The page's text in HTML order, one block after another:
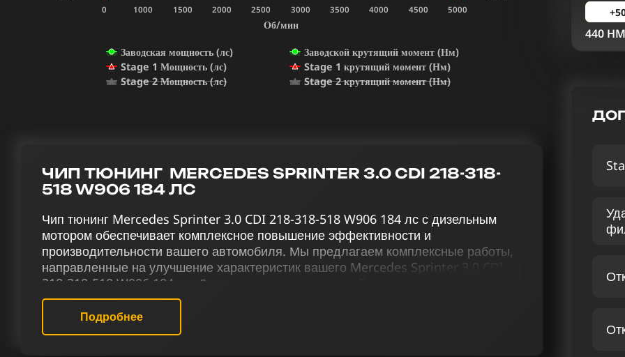
Об/мин
Заводская мощность (лс)
Заводской крутящий момент (Нм)
Stage 1 Мощность (лс)
Stage 1 крутящий момент (Нм)
Stage 2 Мощность (лс)
Stage 2 крутящий момент (Нм)
0 1000 1500 2000 2500 3000 3500 4000 4500 5000
ЧИП ТЮНИНГ MERCEDES SPRINTER 3.0 CDI 218-318-
518 W906 184 ЛС
Чип тюнинг Mercedes Sprinter 3.0 CDI 218-318-518 W906 184 лс с дизельным
мотором обеспечивает комплексное повышение эффективности и
производительности вашего автомобиля. Мы предлагаем комплексные работы,
направленные на улучшение характеристик вашего Mercedes Sprinter 3.0 CDI
218-318-518 W906 184 лс. Для достижения наивысшей мощности дизельных
двигателей, наш сервис чип-тюнинга применяет комплекс мер, включая чип
тюнинг (stage 1 и stage 2), отключение систем как AdBlue, так и EGR, удаление
сажевого фильтра и вихревых заслонок (VSA), а также оптимизацию
Подробнее
440 HM